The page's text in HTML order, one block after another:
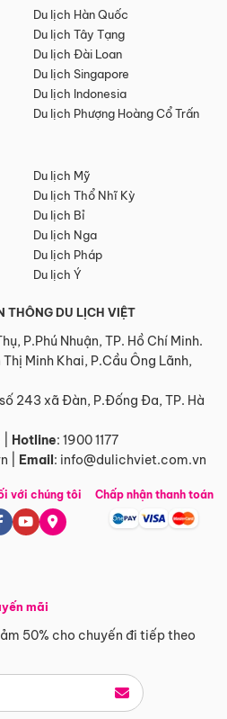
Du lịch Hàn Quốc
Du lịch Tây Tạng
Du lịch Đài Loan
Du lịch Singapore
Du lịch Indonesia
Du lịch Phượng Hoàng Cổ Trấn
Du lịch Mỹ
Du lịch Thổ Nhĩ Kỳ
Du lịch Bỉ
Du lịch Nga
Du lịch Pháp
Du lịch Ý
THÔNG DU LỊCH VIỆT
P.Phú Nhuận, TP. Hồ Chí Minh.
Thị Minh Khai, P.Cầu Ông Lãnh,
243 xã Đàn, P.Đống Đa, TP. Hà
Hotline: 1900 1177
Email: info@dulichviet.com.vn
mãi
50% cho chuyến đi tiếp theo
với chúng tôi Chấp nhận thanh toán